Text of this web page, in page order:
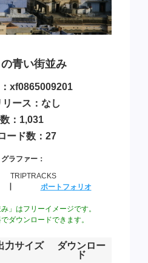
青い街並み
xf0865009201
ース：なし
：1,031
ード数：27
ラファー：
TRIPTRACKS
ポートフォリオ
」はフリーイメージです。
ダウンロードできます。
力サイズ
ダウンロー
ド